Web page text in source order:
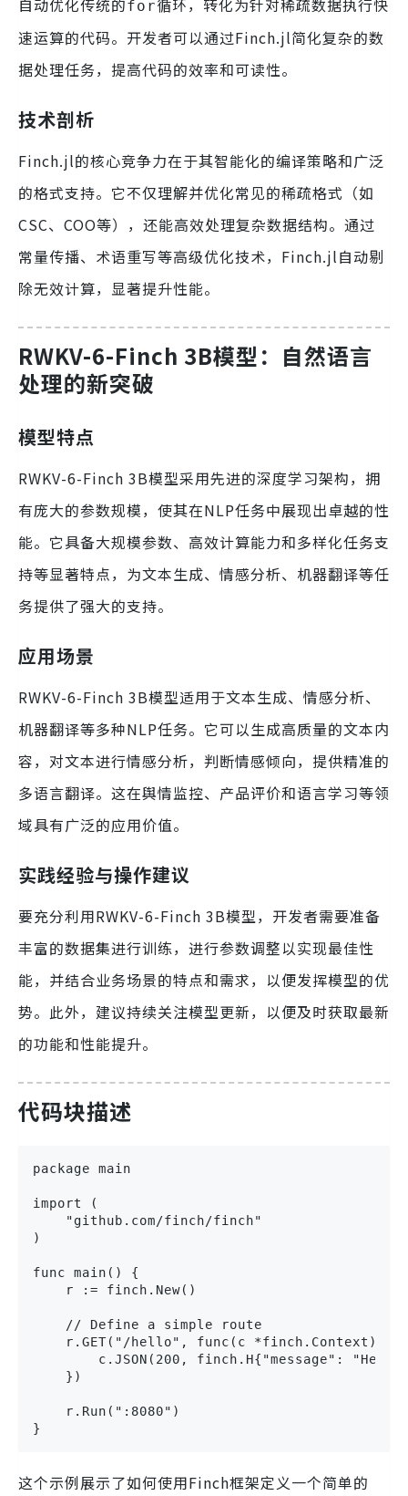
for
速运算的代码。开发者可以通过Finch.jl简化复杂的数
据处理任务，提高代码的效率和可读性。
技术剖析
Finch.jl的核心竞争力在于其智能化的编译策略和广泛
的格式支持。它不仅理解并优化常见的稀疏格式（如
CSC、COO等），还能高效处理复杂数据结构。通过
常量传播、术语重写等高级优化技术，Finch.jl自动剔
除无效计算，显著提升性能。
RWKV-6-Finch 3B模型：自然语言
处理的新突破
模型特点
RWKV-6-Finch 3B模型采用先进的深度学习架构，拥
有庞大的参数规模，使其在NLP任务中展现出卓越的性
能。它具备大规模参数、高效计算能力和多样化任务支
持等显著特点，为文本生成、情感分析、机器翻译等任
务提供了强大的支持。
应用场景
RWKV-6-Finch 3B模型适用于文本生成、情感分析、
机器翻译等多种NLP任务。它可以生成高质量的文本内
容，对文本进行情感分析，判断情感倾向，提供精准的
多语言翻译。这在舆情监控、产品评价和语言学习等领
域具有广泛的应用价值。
实践经验与操作建议
要充分利用RWKV-6-Finch 3B模型，开发者需要准备
丰富的数据集进行训练，进行参数调整以实现最佳性
能，并结合业务场景的特点和需求，以便发挥模型的优
势。此外，建议持续关注模型更新，以便及时获取最新
的功能和性能提升。
代码块描述
package main
import (
    "github.com/finch/finch"
)
func main() {
    r := finch.New()
    // Define a simple route
    r.GET("/hello", func(c *finch.Context) {
c.JSON(200, finch.H{"message":
    })
    r.Run(":8080")
}
这个示例展示了如何使用Finch框架定义一个简单的